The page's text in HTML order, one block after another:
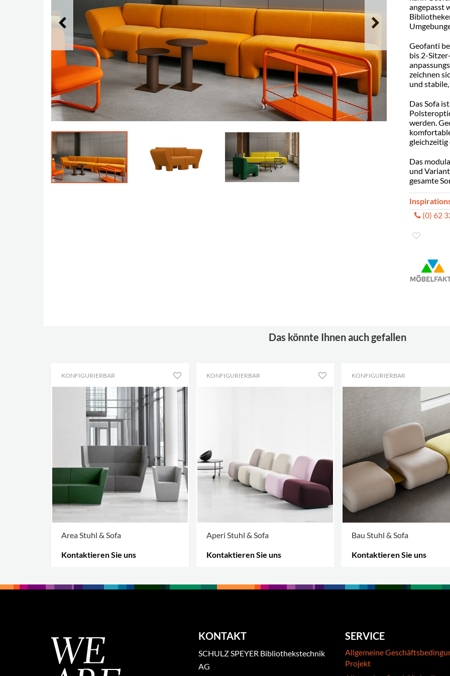
angepasst
Geofanti
bis 2-
zeichnen
und
Das Sofa
werden.
gleichzeitig
Das
und
gesamte
(0) 62
Das könnte Ihnen auch gefallen
KONFIGURIERBAR
Area Stuhl & Sofa
Kontaktieren Sie uns
KONFIGURIERBAR
Aperi Stuhl & Sofa
Kontaktieren Sie uns
KONFIGURIERBAR
Bau Stuhl & Sofa
Kontaktieren Sie uns
KONTAKT
SCHULZ SPEYER Bibliothekstechnik
AG
SERVICE
Allgemeine
Projekt